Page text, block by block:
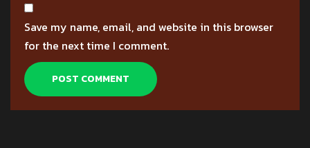
Save my name, email, and website in this browser
for the next time I comment.